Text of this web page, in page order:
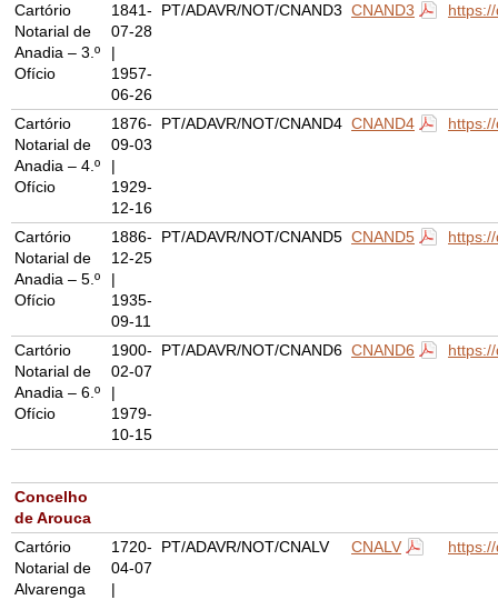
Cartório
Notarial de
Anadia – 3.º
Ofício
1841-
07-28
|
1957-
06-26
PT/ADAVR/NOT/CNAND3 CNAND3
Cartório
Notarial de
Anadia – 4.º
Ofício
1876-
09-03
|
1929-
12-16
PT/ADAVR/NOT/CNAND4 CNAND4
Cartório
Notarial de
Anadia – 5.º
Ofício
1886-
12-25
|
1935-
09-11
PT/ADAVR/NOT/CNAND5 CNAND5
Cartório
Notarial de
Anadia – 6.º
Ofício
1900-
02-07
|
1979-
10-15
PT/ADAVR/NOT/CNAND6 CNAND6
Concelho
de Arouca
Cartório
Notarial de
Alvarenga
1720-
04-07
|
PT/ADAVR/NOT/CNALV CNALV